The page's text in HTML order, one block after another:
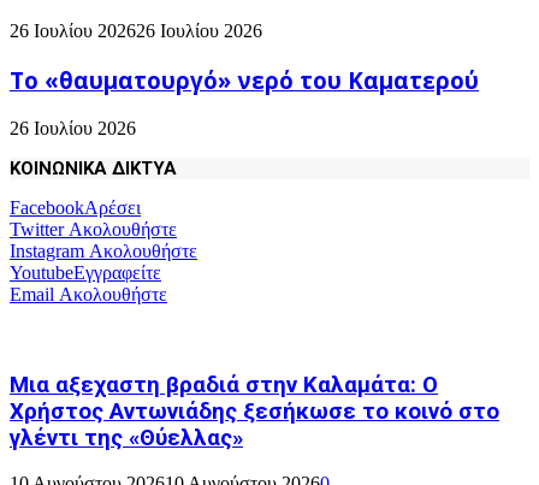
26 Ιουλίου 202626 Ιουλίου 2026
Το «θαυματουργό» νερό του Καματερού
26 Ιουλίου 2026
ΚΟΙΝΩΝΙΚΑ ΔΙΚΤΥΑ
FacebookΑρέσει
TwitterΑκολουθήστε
Instagram Ακολουθήστε
YoutubeΕγγραφείτε
Email Ακολουθήστε
Μια αξεχαστη βραδιά στην Καλαμάτα: Ο
Χρήστος Αντωνιάδης ξεσήκωσε το κοινό στο
γλέντι της «Θύελλας»